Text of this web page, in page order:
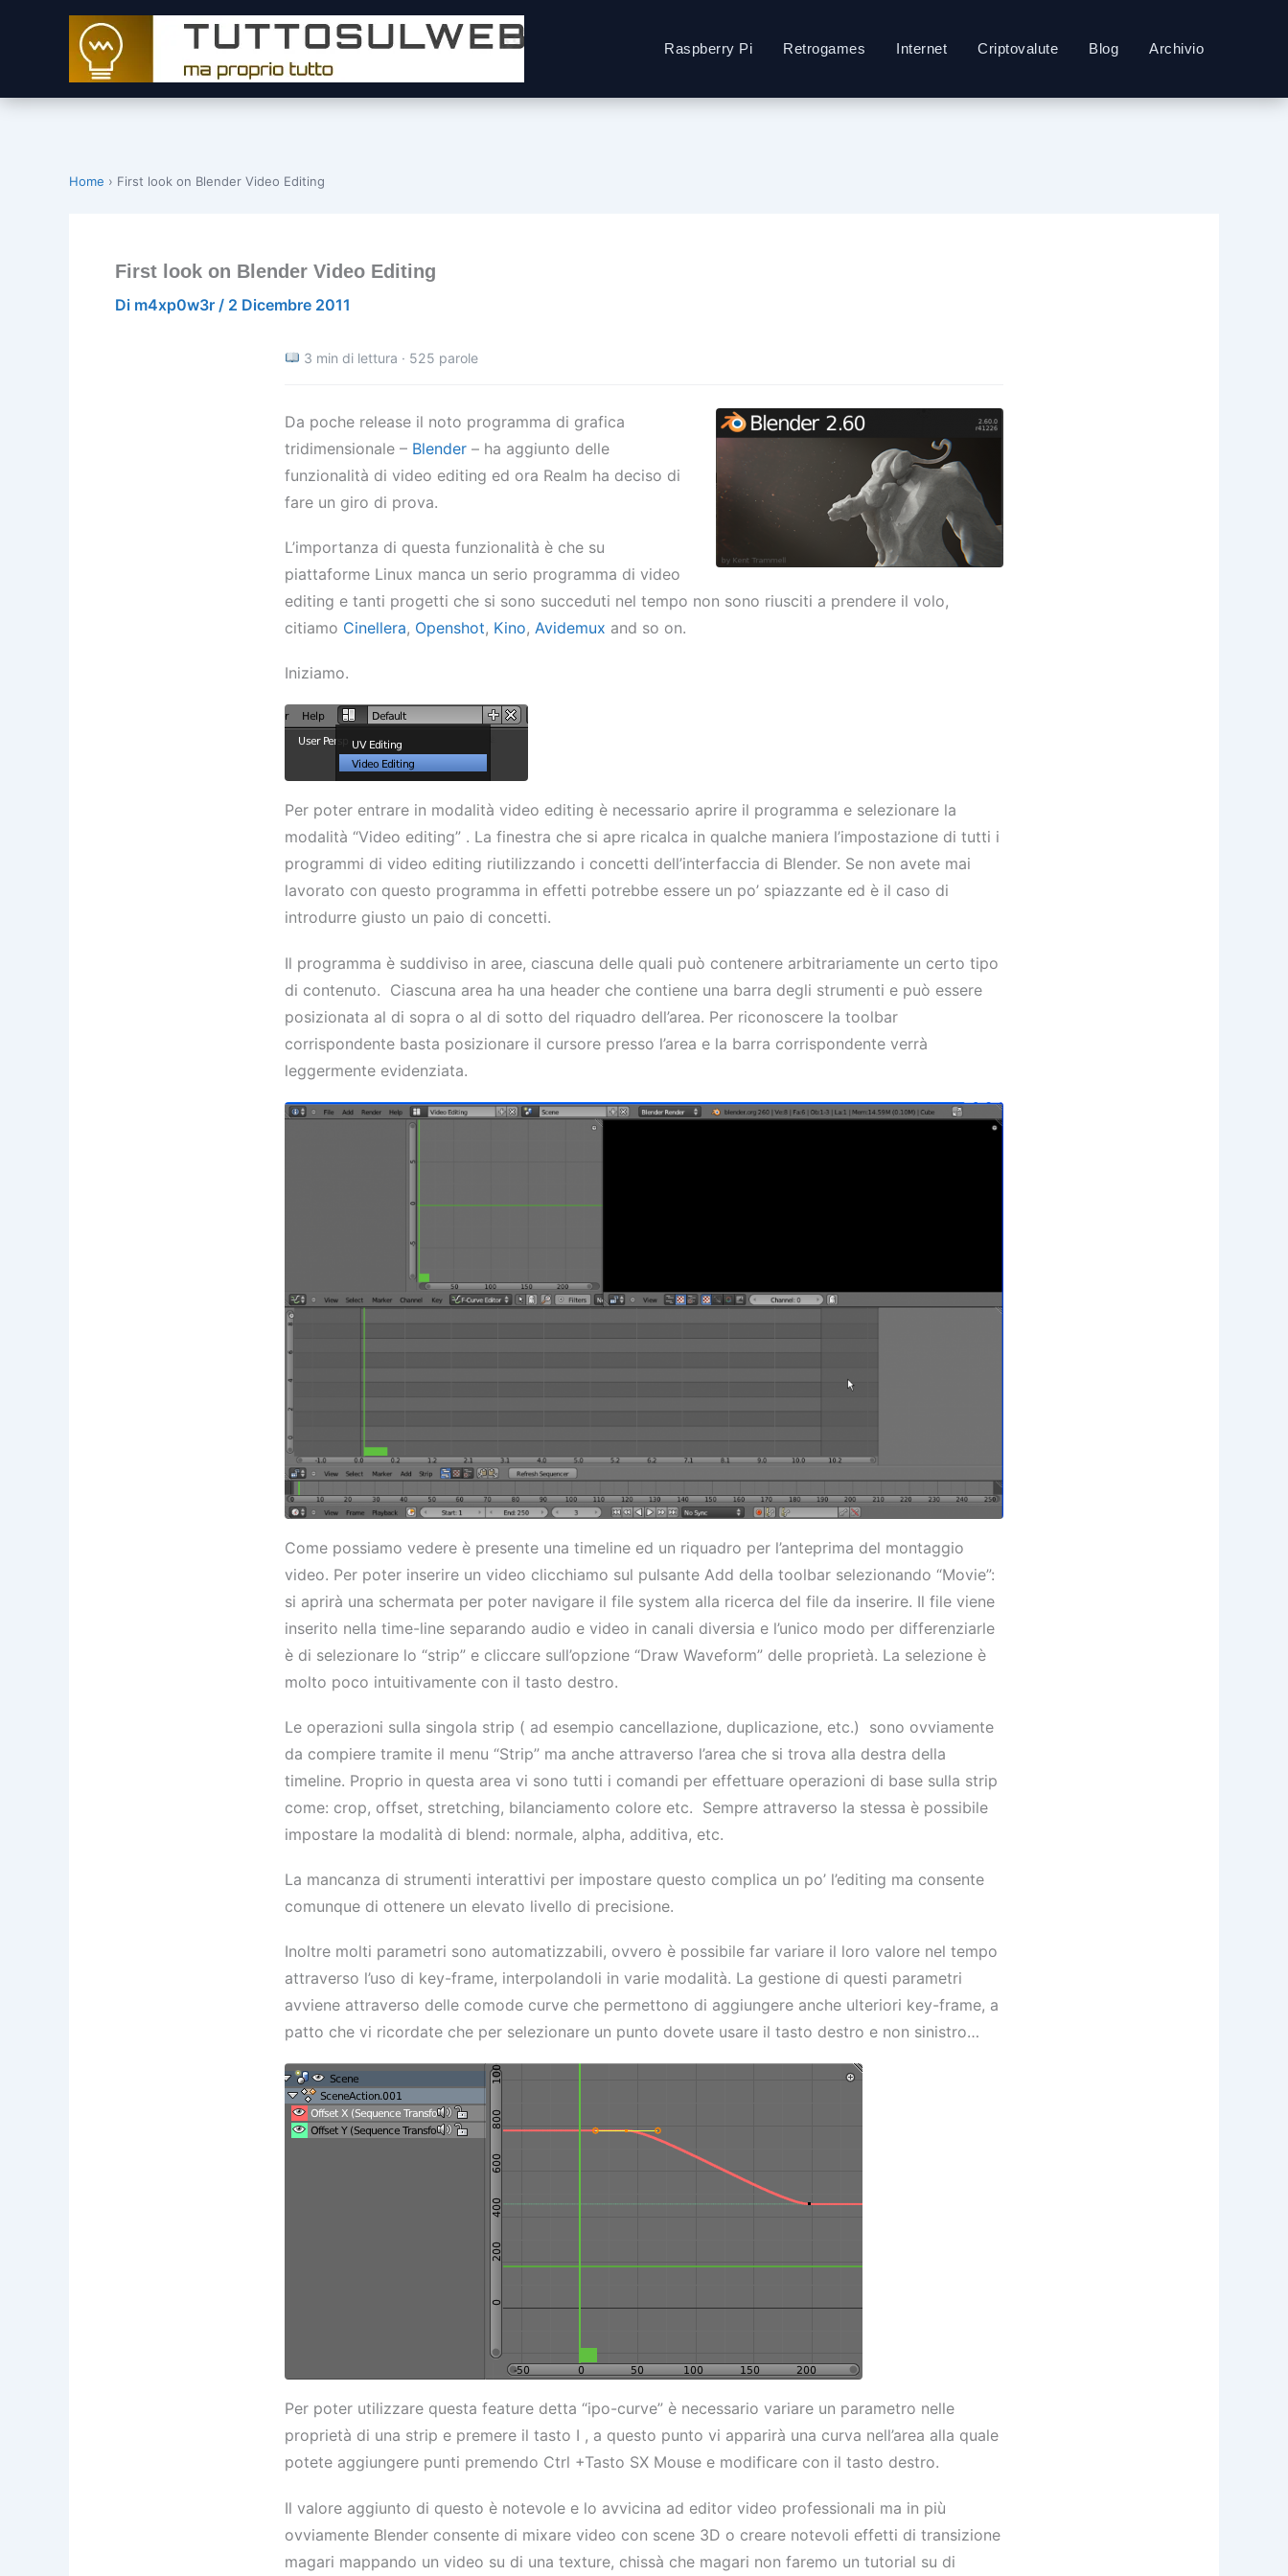
Raspberry Pi Retrogames Internet Criptovalute Blog Archivio
Home › First look on Blender Video Editing
First look on Blender Video Editing
Di m4xp0w3r / 2 Dicembre 2011
3 min di lettura · 525 parole
Da poche release il noto programma di grafica
tridimensionale – Blender – ha aggiunto delle
funzionalità di video editing ed ora Realm ha deciso di
fare un giro di prova.
L’importanza di questa funzionalità è che su
piattaforme Linux manca un serio programma di video
editing e tanti progetti che si sono succeduti nel tempo non sono riusciti a prendere il volo,
citiamo Cinellera, Openshot, Kino, Avidemux and so on.
Iniziamo.
Per poter entrare in modalità video editing è necessario aprire il programma e selezionare la
modalità “Video editing” . La finestra che si apre ricalca in qualche maniera l’impostazione di tutti i
programmi di video editing riutilizzando i concetti dell’interfaccia di Blender. Se non avete mai
lavorato con questo programma in effetti potrebbe essere un po’ spiazzante ed è il caso di
introdurre giusto un paio di concetti.
Il programma è suddiviso in aree, ciascuna delle quali può contenere arbitrariamente un certo tipo
di contenuto. Ciascuna area ha una header che contiene una barra degli strumenti e può essere
posizionata al di sopra o al di sotto del riquadro dell’area. Per riconoscere la toolbar
corrispondente basta posizionare il cursore presso l’area e la barra corrispondente verrà
leggermente evidenziata.
Come possiamo vedere è presente una timeline ed un riquadro per l’anteprima del montaggio
video. Per poter inserire un video clicchiamo sul pulsante Add della toolbar selezionando “Movie”:
si aprirà una schermata per poter navigare il file system alla ricerca del file da inserire. Il file viene
inserito nella time-line separando audio e video in canali diversia e l’unico modo per differenziarle
è di selezionare lo “strip” e cliccare sull’opzione “Draw Waveform” delle proprietà. La selezione è
molto poco intuitivamente con il tasto destro.
Le operazioni sulla singola strip ( ad esempio cancellazione, duplicazione, etc.) sono ovviamente
da compiere tramite il menu “Strip” ma anche attraverso l’area che si trova alla destra della
timeline. Proprio in questa area vi sono tutti i comandi per effettuare operazioni di base sulla strip
come: crop, offset, stretching, bilanciamento colore etc. Sempre attraverso la stessa è possibile
impostare la modalità di blend: normale, alpha, additiva, etc.
La mancanza di strumenti interattivi per impostare questo complica un po’ l’editing ma consente
comunque di ottenere un elevato livello di precisione.
Inoltre molti parametri sono automatizzabili, ovvero è possibile far variare il loro valore nel tempo
attraverso l’uso di key-frame, interpolandoli in varie modalità. La gestione di questi parametri
avviene attraverso delle comode curve che permettono di aggiungere anche ulteriori key-frame, a
patto che vi ricordate che per selezionare un punto dovete usare il tasto destro e non sinistro…
Per poter utilizzare questa feature detta “ipo-curve” è necessario variare un parametro nelle
proprietà di una strip e premere il tasto I , a questo punto vi apparirà una curva nell’area alla quale
potete aggiungere punti premendo Ctrl +Tasto SX Mouse e modificare con il tasto destro.
Il valore aggiunto di questo è notevole e lo avvicina ad editor video professionali ma in più
ovviamente Blender consente di mixare video con scene 3D o creare notevoli effetti di transizione
magari mappando un video su di una texture, chissà che magari non faremo un tutorial su di